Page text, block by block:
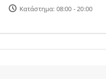
Κατάστημα: 08:00 - 20:00